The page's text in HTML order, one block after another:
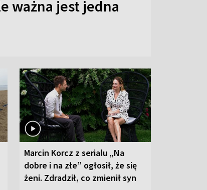
ważna jest jedna
Marcin Korcz z serialu „Na
dobre i na złe” ogłosił, że się
żeni. Zdradził, co zmienił syn